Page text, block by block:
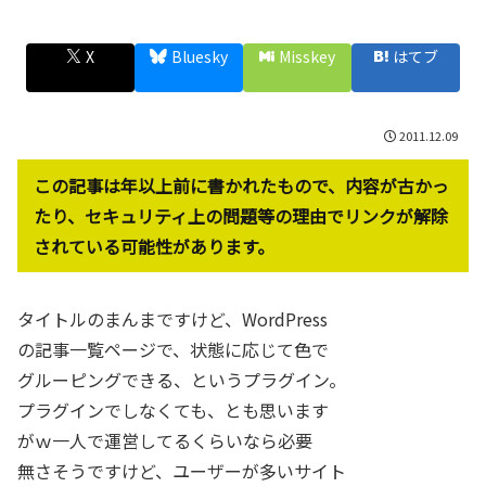
X Bluesky Misskey はてブ
2011.12.09
この記事は年以上前に書かれたもので、内容が古かっ
たり、セキュリティ上の問題等の理由でリンクが解除
されている可能性があります。
タイトルのまんまですけど、WordPress
の記事一覧ページで、状態に応じて色で
グルーピングできる、というプラグイン。
プラグインでしなくても、とも思います
がｗ一人で運営してるくらいなら必要
無さそうですけど、ユーザーが多いサイト